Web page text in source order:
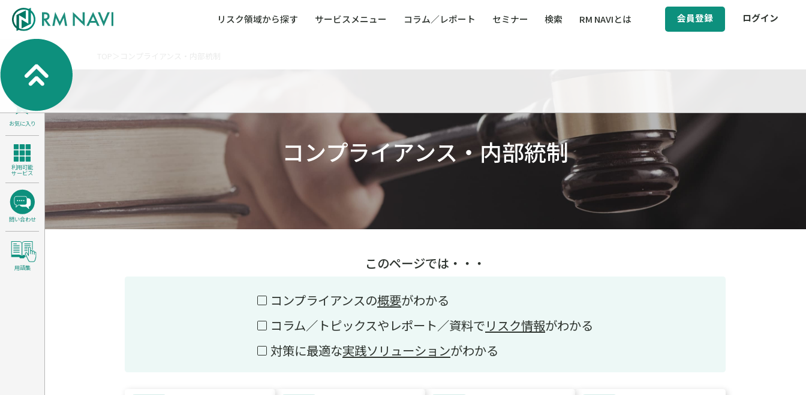
リスク領域から探す サービスメニュー コラム／レポート セミナー 検索 RM NAVIとは 会員登録 ログイン
サステナビリティ経営支援
人権・人的資本課題解決支援
安全文化醸成／労働安全衛生
医療／介護／障害福祉／子ども・児童福祉等
全社的リスク管理（ERM）
危機管理
コンプライアンス・内部統制
検索
お気に入り
利用可能
サービス
問い合わせ
用語集
コンプライアンス・内部統制
このページでは・・・
コンプライアンスの概要がわかる
コラム／トピックスやレポート／資料でリスク情報がわかる
対策に最適な実践ソリューションがわかる